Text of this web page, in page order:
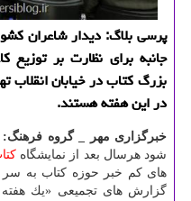
پرسی بلاگ: دیدار شاعران
جانبه برای نظارت بر توزیع
بزرگ كتاب در خیابان انقلاب
در این هفته هستند.
خبرگزاری مهر _ گروه فرهنگ:
شود هرسال بعد از نمایشگاه
های كم خبر حوزه كتاب به